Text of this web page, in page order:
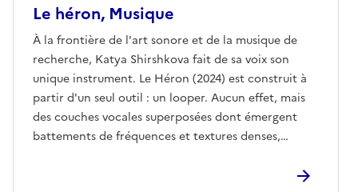
Le héron, Musique
À la frontière de l'art sonore et de la musique de
recherche, Katya Shirshkova fait de sa voix son
unique instrument. Le Héron (2024) est construit à
partir d'un seul outil : un looper. Aucun effet, mais
des couches vocales superposées dont émergent
battements de fréquences et textures denses,